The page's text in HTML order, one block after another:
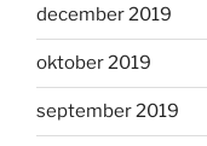
december 2019
oktober 2019
september 2019